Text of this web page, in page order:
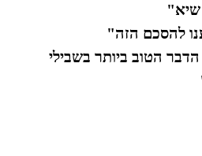
שיא"
להסכם הזה"
הטוב ביותר בשבילי